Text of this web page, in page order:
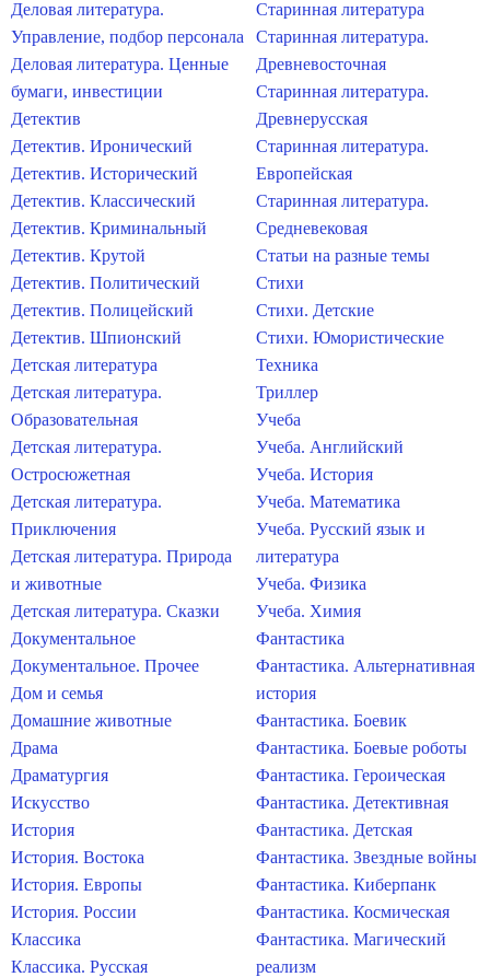
Деловая литература.
Управление, подбор персонала
Деловая литература. Ценные
бумаги, инвестиции
Детектив
Детектив. Иронический
Детектив. Исторический
Детектив. Классический
Детектив. Криминальный
Детектив. Крутой
Детектив. Политический
Детектив. Полицейский
Детектив. Шпионский
Детская литература
Детская литература.
Образовательная
Детская литература.
Остросюжетная
Детская литература.
Приключения
Детская литература. Природа
и животные
Детская литература. Сказки
Документальное
Документальное. Прочее
Дом и семья
Домашние животные
Драма
Драматургия
Искусство
История
История. Востока
История. Европы
История. России
Классика
Классика. Русская
Старинная литература
Старинная литература.
Древневосточная
Старинная литература.
Древнерусская
Старинная литература.
Европейская
Старинная литература.
Средневековая
Статьи на разные темы
Стихи
Стихи. Детские
Стихи. Юмористические
Техника
Триллер
Учеба
Учеба. Английский
Учеба. История
Учеба. Математика
Учеба. Русский язык и
литература
Учеба. Физика
Учеба. Химия
Фантастика
Фантастика. Альтернативная
история
Фантастика. Боевик
Фантастика. Боевые роботы
Фантастика. Героическая
Фантастика. Детективная
Фантастика. Детская
Фантастика. Звездные войны
Фантастика. Киберпанк
Фантастика. Космическая
Фантастика. Магический
реализм